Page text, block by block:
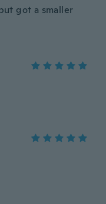
got a smaller